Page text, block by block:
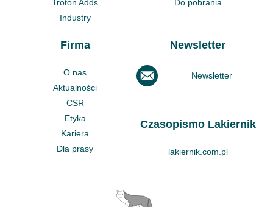
Troton Adds
Industry
Do pobrania
Firma
O nas
Aktualności
CSR
Etyka
Kariera
Dla prasy
Newsletter
Newsletter
Czasopismo Lakiernik
lakiernik.com.pl